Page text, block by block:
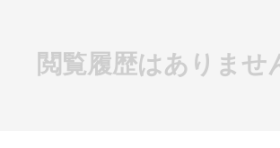
閲覧履歴はありませ